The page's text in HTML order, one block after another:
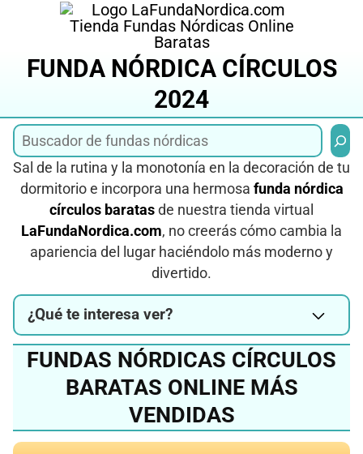
FUNDA NÓRDICA CÍRCULOS
2024
Sal de la rutina y la monotonía en la decoración de tu
dormitorio e incorpora una hermosa funda nórdica
círculos baratas de nuestra tienda virtual
LaFundaNordica.com, no creerás cómo cambia la
apariencia del lugar haciéndolo más moderno y
divertido.
¿Qué te interesa ver?
FUNDAS NÓRDICAS CÍRCULOS
BARATAS ONLINE MÁS
VENDIDAS